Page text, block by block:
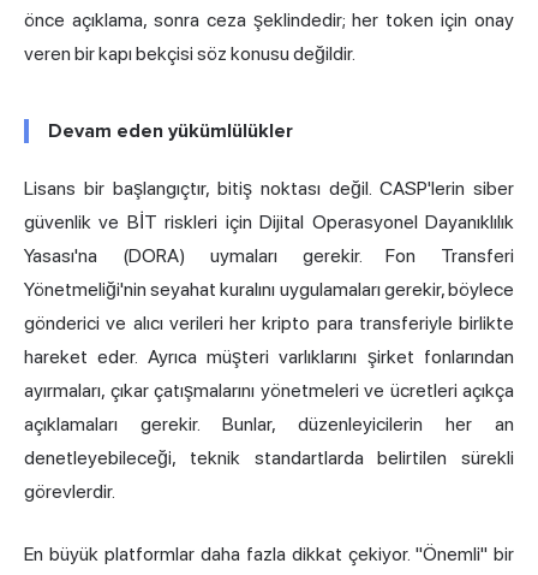
önce açıklama, sonra ceza şeklindedir; her token için onay
veren bir kapı bekçisi söz konusu değildir.
Devam eden yükümlülükler
Lisans bir başlangıçtır, bitiş noktası değil. CASP'lerin siber
güvenlik ve BİT riskleri için Dijital Operasyonel Dayanıklılık
Yasası'na (DORA) uymaları gerekir. Fon Transferi
Yönetmeliği'nin seyahat kuralını uygulamaları gerekir, böylece
gönderici ve alıcı verileri her kripto para transferiyle birlikte
hareket eder. Ayrıca müşteri varlıklarını şirket fonlarından
ayırmaları, çıkar çatışmalarını yönetmeleri ve ücretleri açıkça
açıklamaları gerekir. Bunlar, düzenleyicilerin her an
denetleyebileceği, teknik standartlarda belirtilen sürekli
görevlerdir.
En büyük platformlar daha fazla dikkat çekiyor. "Önemli" bir